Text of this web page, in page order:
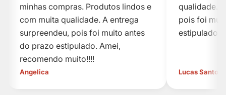
minhas compras. Produtos lindos e
com muita qualidade. A entrega
surpreendeu, pois foi muito antes
do prazo estipulado. Amei,
recomendo muito!!!!
Angelica
qualidade.
pois foi
estipulado.
Lucas Santos